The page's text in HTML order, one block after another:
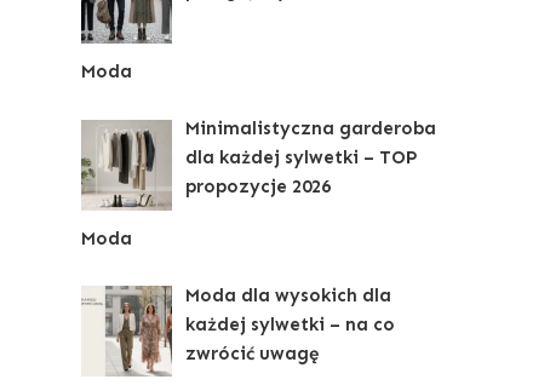
Moda
Minimalistyczna garderoba
dla każdej sylwetki – TOP
propozycje 2026
Moda
Moda dla wysokich dla
każdej sylwetki – na co
zwrócić uwagę